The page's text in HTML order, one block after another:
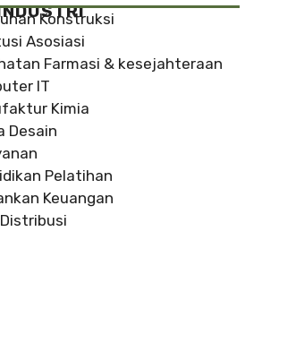
Konstruksi
Asosiasi
Farmasi & kesejahteraan
IT
Kimia
Desain
Pelatihan
Keuangan